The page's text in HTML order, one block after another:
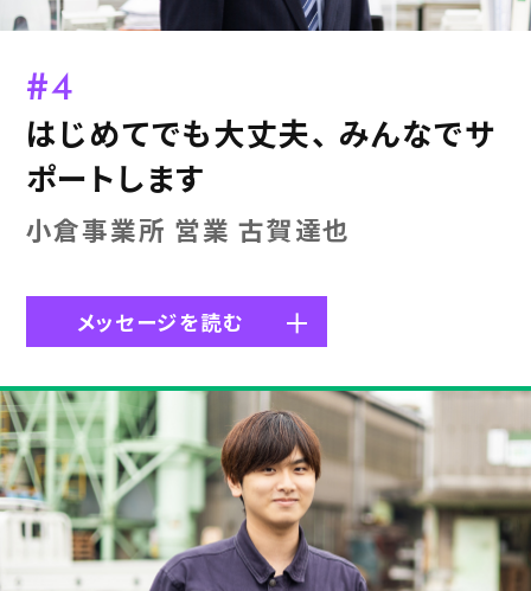
#4
はじめてでも大丈夫、 みんなでサ
ポートします
小倉事業所 営業 古賀達也
メッセージを読む